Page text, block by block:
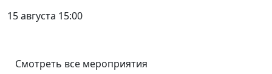
15 августа 15:00
Смотреть все мероприятия